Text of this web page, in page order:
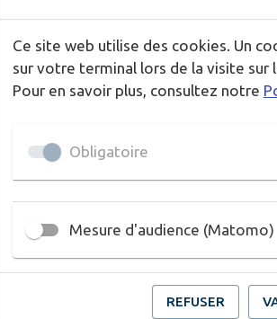
Ce site web utilise des cookies. Un
sur votre terminal lors de la visite sur
Pour en savoir plus, consultez notre
Obligatoire
Mesure d'audience (Matomo)
REFUSER